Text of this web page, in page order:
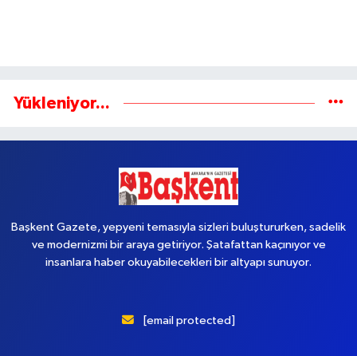
ve modernizmi bir araya getiriyor. Şatafattan kaçınıyor ve